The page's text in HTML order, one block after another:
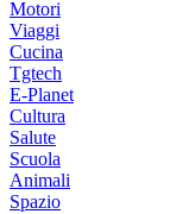
Motori
Viaggi
Cucina
Tgtech
E-Planet
Cultura
Salute
Scuola
Animali
Spazio